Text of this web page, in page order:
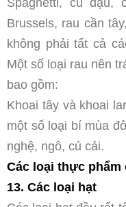
Spaghetti, củ đậu,
Brussels, rau cần
không phải tất cả
Một số loại rau nên
bao gồm:
Khoai tây và khoai
một số loại bí mùa
nghệ, ngô, củ cải.
Các loại thực
13. Các loại hạt